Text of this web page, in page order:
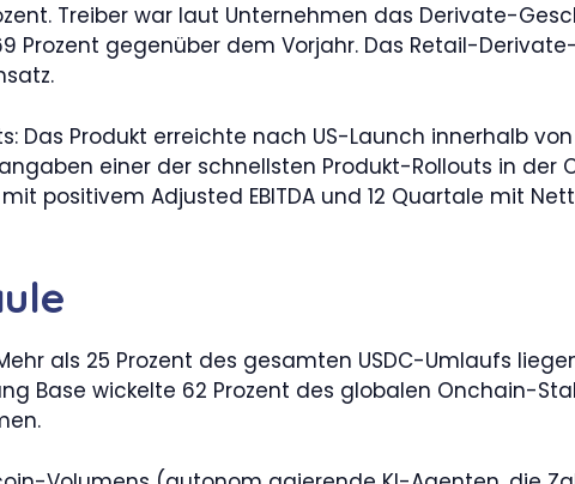
Treiber war laut Unternehmen das Derivate-
Prozent gegenüber dem Vorjahr. Das Retail-
Produkt erreichte nach US-Launch innerhalb von
einer der schnellsten Produkt-Rollouts in der
positivem Adjusted EBITDA und 12 Quartale mit
als 25 Prozent des gesamten USDC-Umlaufs
Base wickelte 62 Prozent des globalen Onchain-